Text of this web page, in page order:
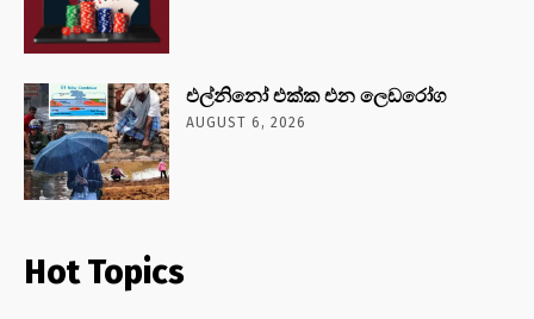
එල්නිනෝ එක්ක එන ලෙඩරෝග
AUGUST 6, 2026
Hot Topics